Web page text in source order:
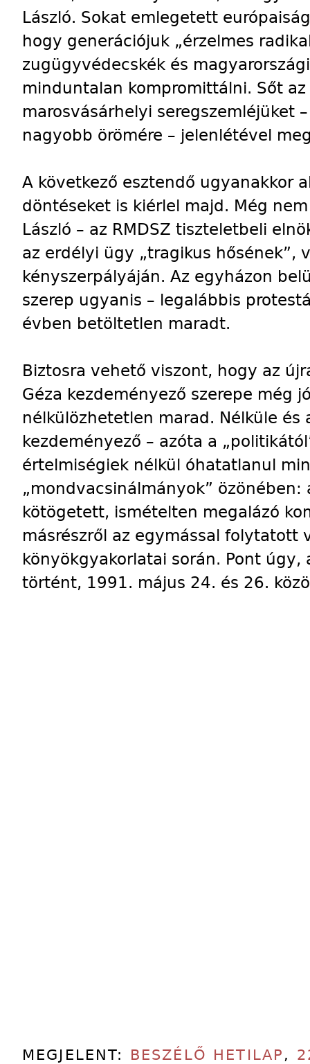
László. Sokat emlegetett
hogy generációjuk „érzelmes
zugügyvédecskék és
minduntalan kompromittálni. Sőt
marosvásárhelyi seregszemléjüket
nagyobb örömére – jelenlétével
A következő esztendő ugyanakkor
döntéseket is kiérlel majd. Még
László – az RMDSZ tiszteletbeli
az erdélyi ügy „tragikus hősének”,
kényszerpályáján. Az egyházon
szerep ugyanis – legalábbis
évben betöltetlen maradt.
Biztosra vehető viszont, hogy az
Géza kezdeményező szerepe még
nélkülözhetetlen marad. Nélküle és
kezdeményező – azóta a
értelmiségiek nélkül óhatatlanul
„mondvacsinálmányok” özönében:
kötögetett, ismételten megalázó
másrészről az egymással folytatott
könyökgyakorlatai során. Pont úgy,
történt, 1991. május 24. és 26.
MEGJELENT: BESZÉLŐ HETILAP ,